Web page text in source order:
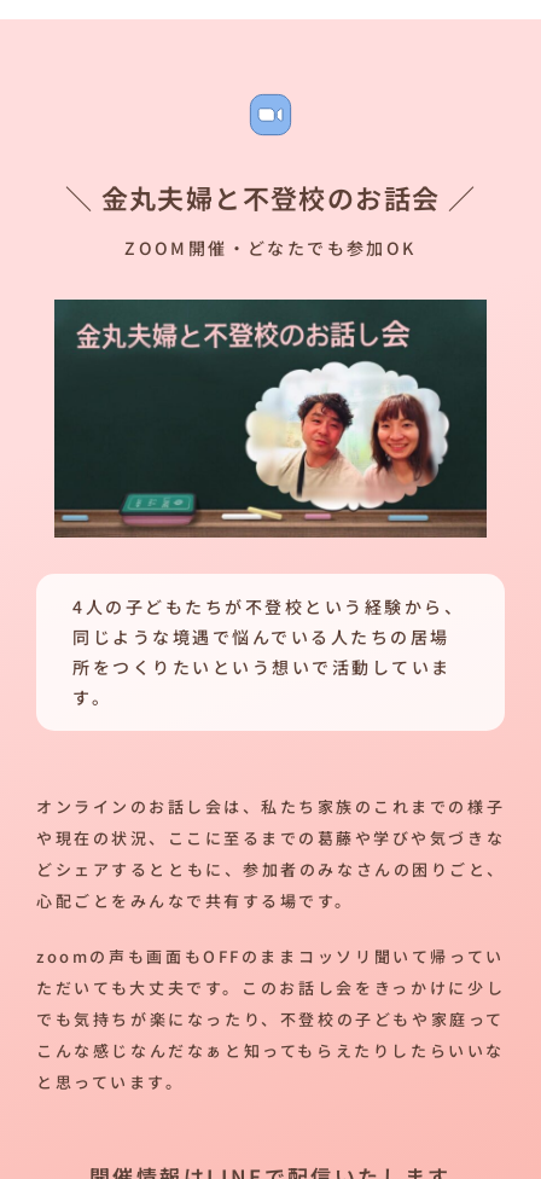
＼ 金丸夫婦と不登校のお話会 ／
ZOOM開催・どなたでも参加OK
4人の子どもたちが不登校という経験から、
同じような境遇で悩んでいる人たちの居場
所をつくりたいという想いで活動していま
す。
オンラインのお話し会は、私たち家族のこれまでの様子
や現在の状況、ここに至るまでの葛藤や学びや気づきな
どシェアするとともに、参加者のみなさんの困りごと、
心配ごとをみんなで共有する場です。
zoomの声も画面もOFFのままコッソリ聞いて帰ってい
ただいても大丈夫です。このお話し会をきっかけに少し
でも気持ちが楽になったり、不登校の子どもや家庭って
こんな感じなんだなぁと知ってもらえたりしたらいいな
と思っています。